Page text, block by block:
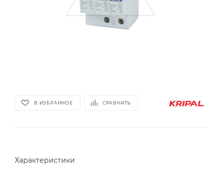
В ИЗБРАННОЕ СРАВНИТЬ
Характеристики